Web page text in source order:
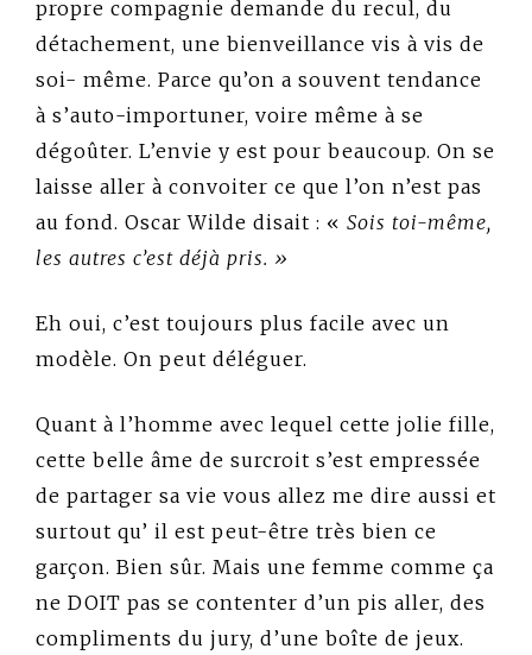
propre compagnie demande du recul, du
détachement, une bienveillance vis à vis de
soi- même. Parce qu’on a souvent tendance
à s’auto-importuner, voire même à se
dégoûter. L’envie y est pour beaucoup. On se
laisse aller à convoiter ce que l’on n’est pas
au fond. Oscar Wilde disait : « Sois toi-même,
les autres c’est déjà pris. »
Eh oui, c’est toujours plus facile avec un
modèle. On peut déléguer.
Quant à l’homme avec lequel cette jolie fille,
cette belle âme de surcroit s’est empressée
de partager sa vie vous allez me dire aussi et
surtout qu’ il est peut-être très bien ce
garçon. Bien sûr. Mais une femme comme ça
ne DOIT pas se contenter d’un pis aller, des
compliments du jury, d’une boîte de jeux.